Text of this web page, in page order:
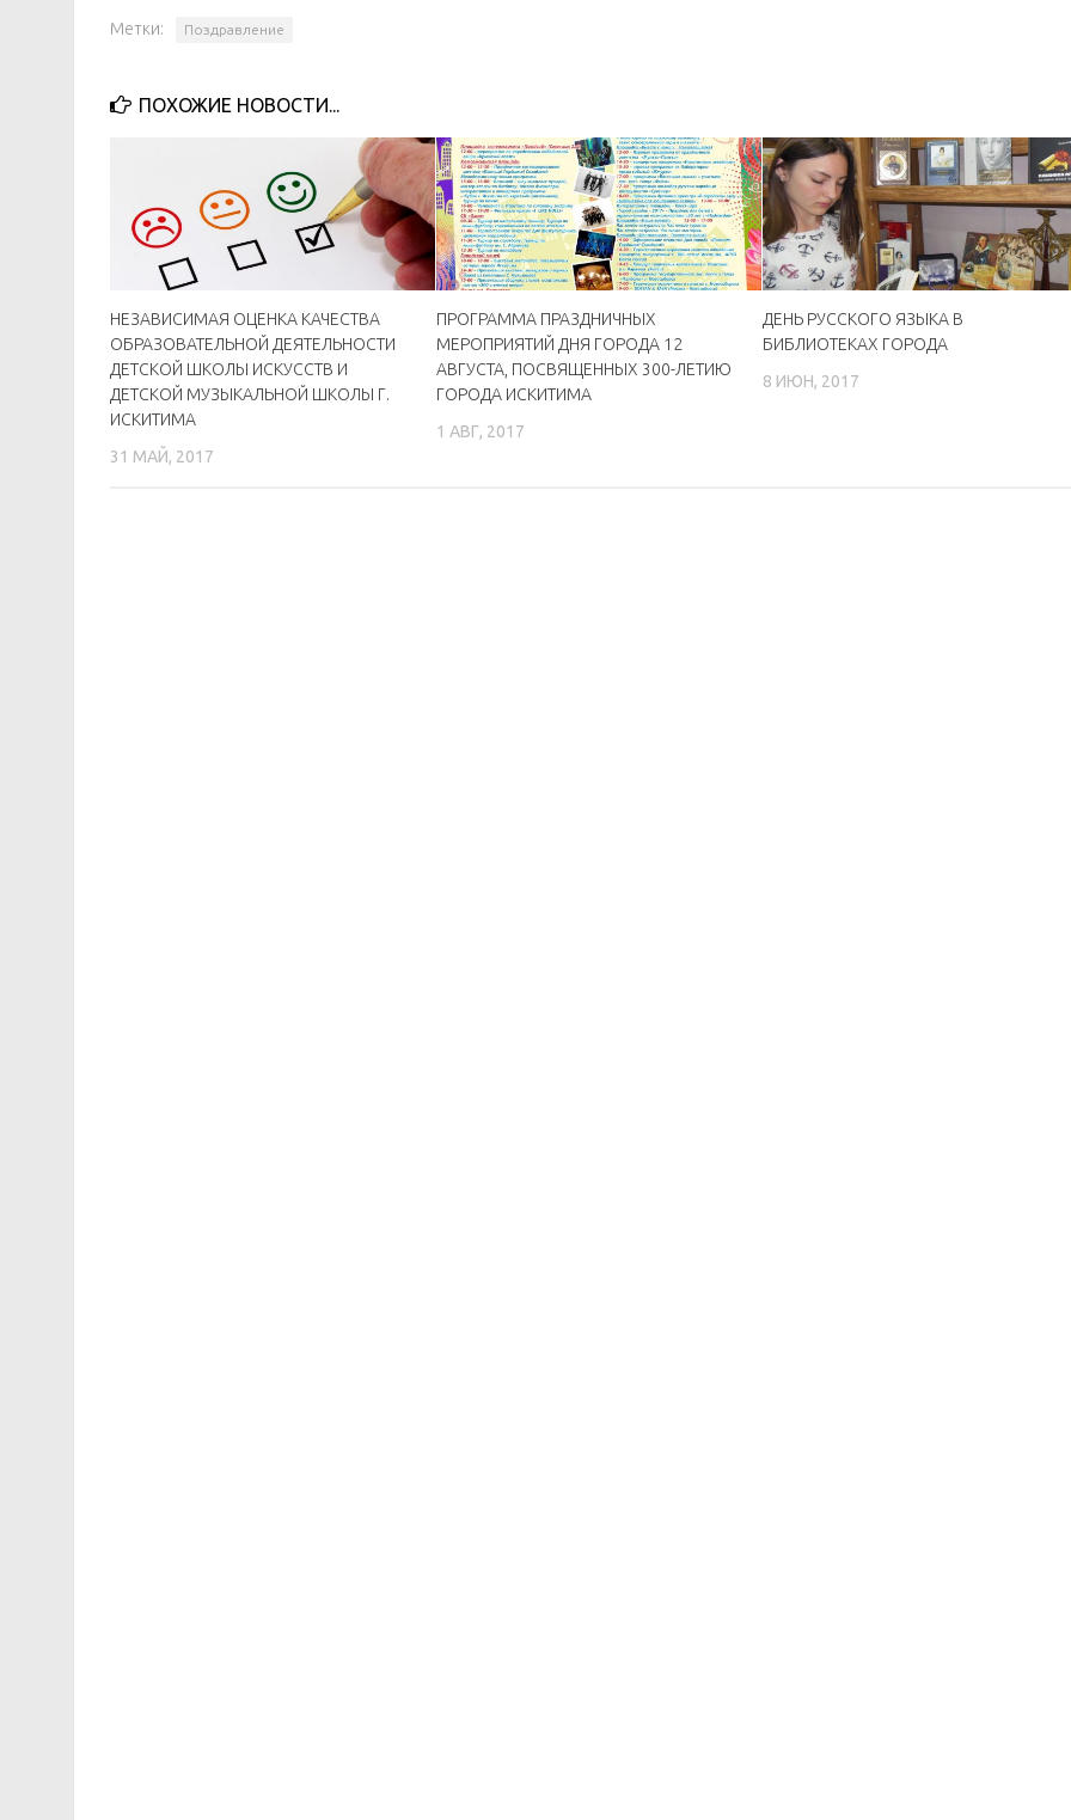
Метки: Поздравление
ПОХОЖИЕ НОВОСТИ...
НЕЗАВИСИМАЯ ОЦЕНКА КАЧЕСТВА
ОБРАЗОВАТЕЛЬНОЙ ДЕЯТЕЛЬНОСТИ
ДЕТСКОЙ ШКОЛЫ ИСКУССТВ И
ДЕТСКОЙ МУЗЫКАЛЬНОЙ ШКОЛЫ Г.
ИСКИТИМА
31 МАЙ, 2017
ПРОГРАММА ПРАЗДНИЧНЫХ
МЕРОПРИЯТИЙ ДНЯ ГОРОДА 12
АВГУСТА, ПОСВЯЩЕННЫХ 300-ЛЕТИЮ
ГОРОДА ИСКИТИМА
1 АВГ, 2017
ДЕНЬ РУССКОГО ЯЗЫКА В
БИБЛИОТЕКАХ ГОРОДА
8 ИЮН, 2017